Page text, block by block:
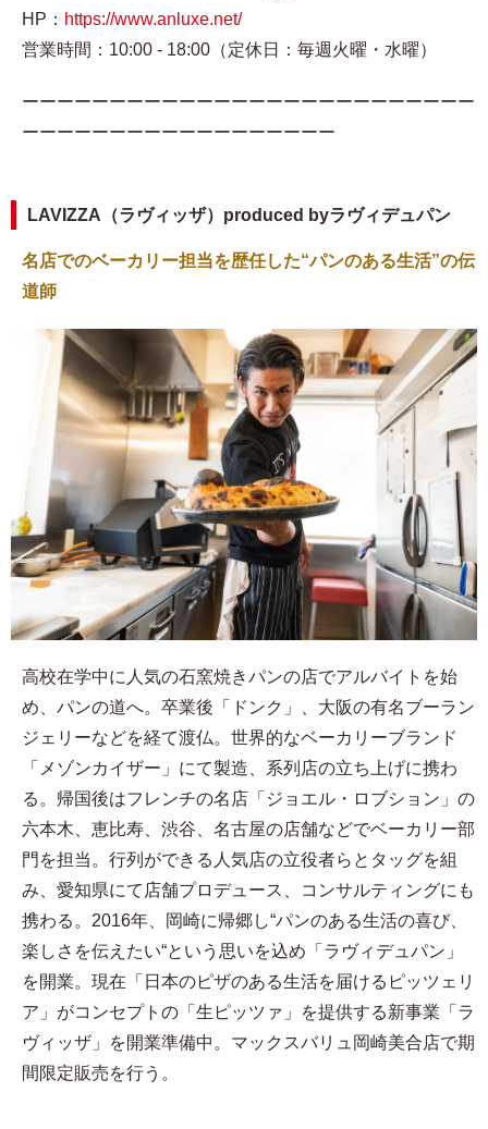
HP： https://www.anluxe.net/
営業時間：10:00 - 18:00（定休日：毎週火曜・水曜）
ーーーーーーーーーーーーーーーーーーーーーーーーーー
ーーーーーーーーーーーーーーーーーー
LAVIZZA（ラヴィッザ）produced byラヴィデュパン
名店でのベーカリー担当を歴任した“パンのある生活”の伝
道師
高校在学中に人気の石窯焼きパンの店でアルバイトを始
め、パンの道へ。卒業後「ドンク」、大阪の有名ブーラン
ジェリーなどを経て渡仏。世界的なベーカリーブランド
「メゾンカイザー」にて製造、系列店の立ち上げに携わ
る。帰国後はフレンチの名店「ジョエル・ロブション」の
六本木、恵比寿、渋谷、名古屋の店舗などでベーカリー部
門を担当。行列ができる人気店の立役者らとタッグを組
み、愛知県にて店舗プロデュース、コンサルティングにも
携わる。2016年、岡崎に帰郷し“パンのある生活の喜び、
楽しさを伝えたい“という思いを込め「ラヴィデュパン」
を開業。現在「日本のピザのある生活を届けるピッツェリ
ア」がコンセプトの「生ピッツァ」を提供する新事業「ラ
ヴィッザ」を開業準備中。マックスバリュ岡崎美合店で期
間限定販売を行う。